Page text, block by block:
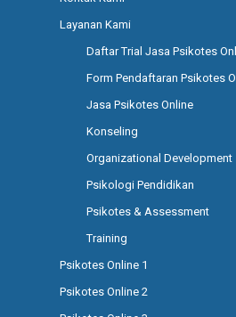
Layanan Kami
Daftar Trial Jasa Psikotes
Form Pendaftaran Psikotes
Jasa Psikotes Online
Konseling
Organizational Development
Psikologi Pendidikan
Psikotes & Assessment
Training
Psikotes Online 1
Psikotes Online 2